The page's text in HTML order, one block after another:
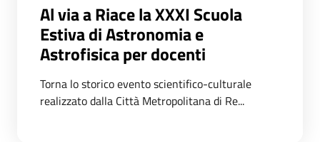
Al via a Riace la XXXI Scuola
Estiva di Astronomia e
Astrofisica per docenti
Torna lo storico evento scientifico-culturale
realizzato dalla Città Metropolitana di Re...